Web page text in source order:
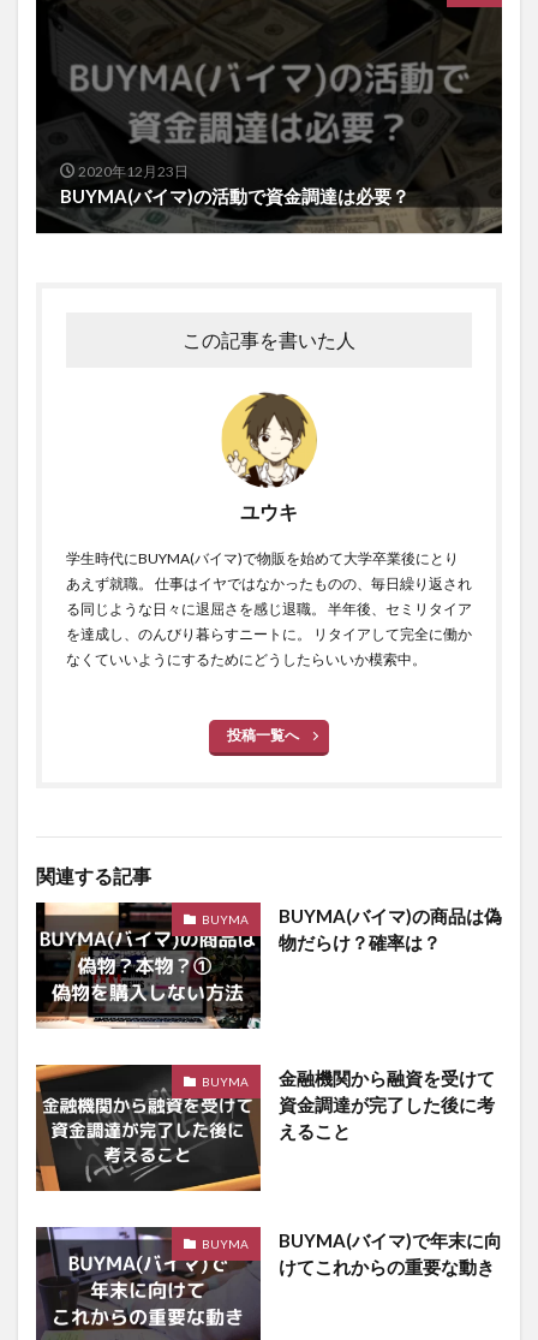
2020年12月23日
BUYMA(バイマ)の活動で資金調達は必要？
この記事を書いた人
ユウキ
学生時代にBUYMA(バイマ)で物販を始めて大学卒業後にとり
あえず就職。 仕事はイヤではなかったものの、毎日繰り返され
る同じような日々に退屈さを感じ退職。 半年後、セミリタイア
を達成し、のんびり暮らすニートに。 リタイアして完全に働か
なくていいようにするためにどうしたらいいか模索中。
投稿一覧へ
関連する記事
BUYMA
BUYMA(バイマ)の商品は偽
物だらけ？確率は？
BUYMA
金融機関から融資を受けて
資金調達が完了した後に考
えること
BUYMA
BUYMA(バイマ)で年末に向
けてこれからの重要な動き